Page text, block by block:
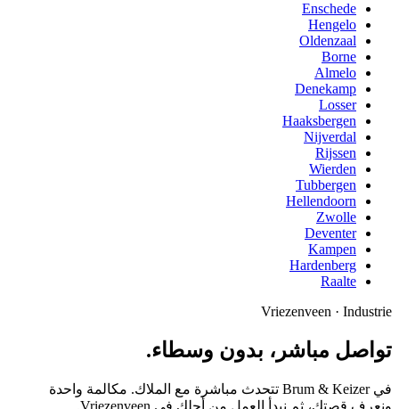
Enschede
Hengelo
Oldenzaal
Borne
Almelo
Denekamp
Losser
Haaksbergen
Nijverdal
Rijssen
Wierden
Tubbergen
Hellendoorn
Zwolle
Deventer
Kampen
Hardenberg
Raalte
Vriezenveen · Industrie
تواصل مباشر، بدون وسطاء.
في Brum & Keizer تتحدث مباشرة مع الملاك. مكالمة واحدة
ونعرف قصتك، ثم نبدأ العمل من أجلك في Vriezenveen.